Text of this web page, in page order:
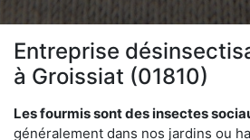
Entreprise
à Groissiat (01810)
Les fourmis sont des insectes
généralement dans nos jardins ou